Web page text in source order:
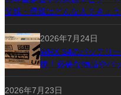
父親・母親はどんな人？きょ
2026年7月24日
WRX S4のバッテリ
換！必要な物品やバ
2026年7月23日